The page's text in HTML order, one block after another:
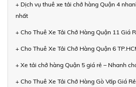
+ Dịch vụ thuê xe tải chở hàng Quận 4
nhất
+ Cho Thuê Xe Tải Chở Hàng Quận 11 Giá
+ Cho Thuê Xe Tải Chở Hàng Quận 6
+ Xe tải chở hàng Quận 5 giá rẻ – Nhanh
+ Cho Thuê Xe Tải Chở Hàng Gò Vấp Giá